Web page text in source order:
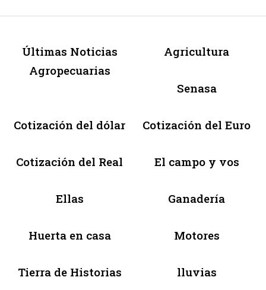
Últimas Noticias
Agropecuarias
Agricultura
Senasa
Cotización del dólar Cotización del Euro
Cotización del Real El campo y vos
Ellas Ganadería
Huerta en casa Motores
Tierra de Historias lluvias